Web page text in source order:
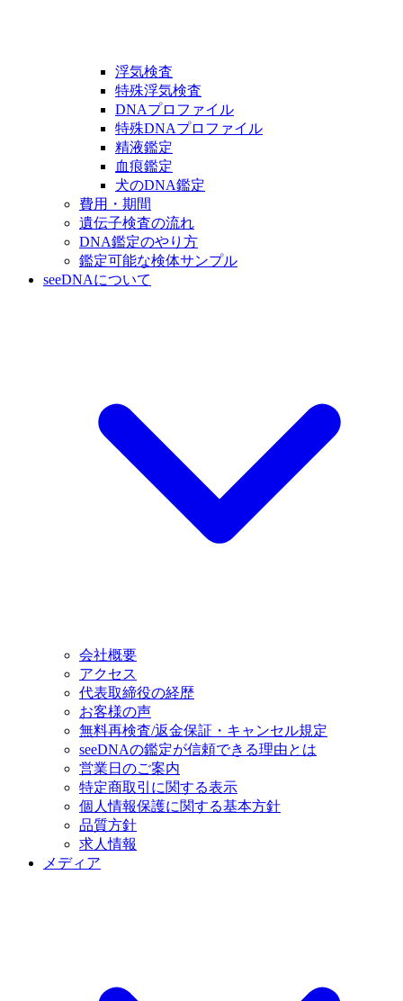
浮気検査
特殊浮気検査
DNAプロファイル
特殊DNAプロファイル
精液鑑定
血痕鑑定
犬のDNA鑑定
費用・期間
遺伝子検査の流れ
DNA鑑定のやり方
鑑定可能な検体サンプル
seeDNAについて
会社概要
アクセス
代表取締役の経歴
お客様の声
無料再検査/返金保証・キャンセル規定
seeDNAの鑑定が信頼できる理由とは
営業日のご案内
特定商取引に関する表示
個人情報保護に関する基本方針
品質方針
求人情報
メディア